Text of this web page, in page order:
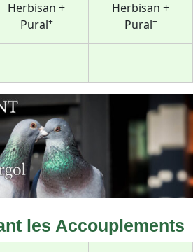
Herbisan +
Pural+
Herbisan +
Pural+
les Accouplements